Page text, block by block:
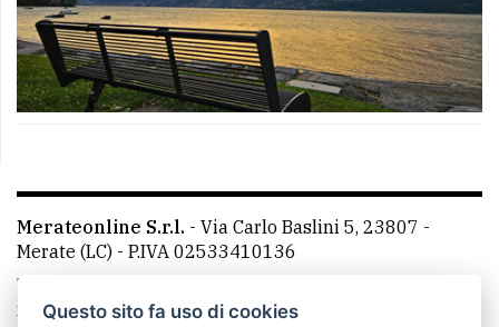
Merateonline S.r.l. - Via Carlo Baslini 5, 23807 -
Merate (LC) - P.IVA 02533410136
Telefono:
mail: redazione@leccoonline.com
Questo sito fa uso di cookies